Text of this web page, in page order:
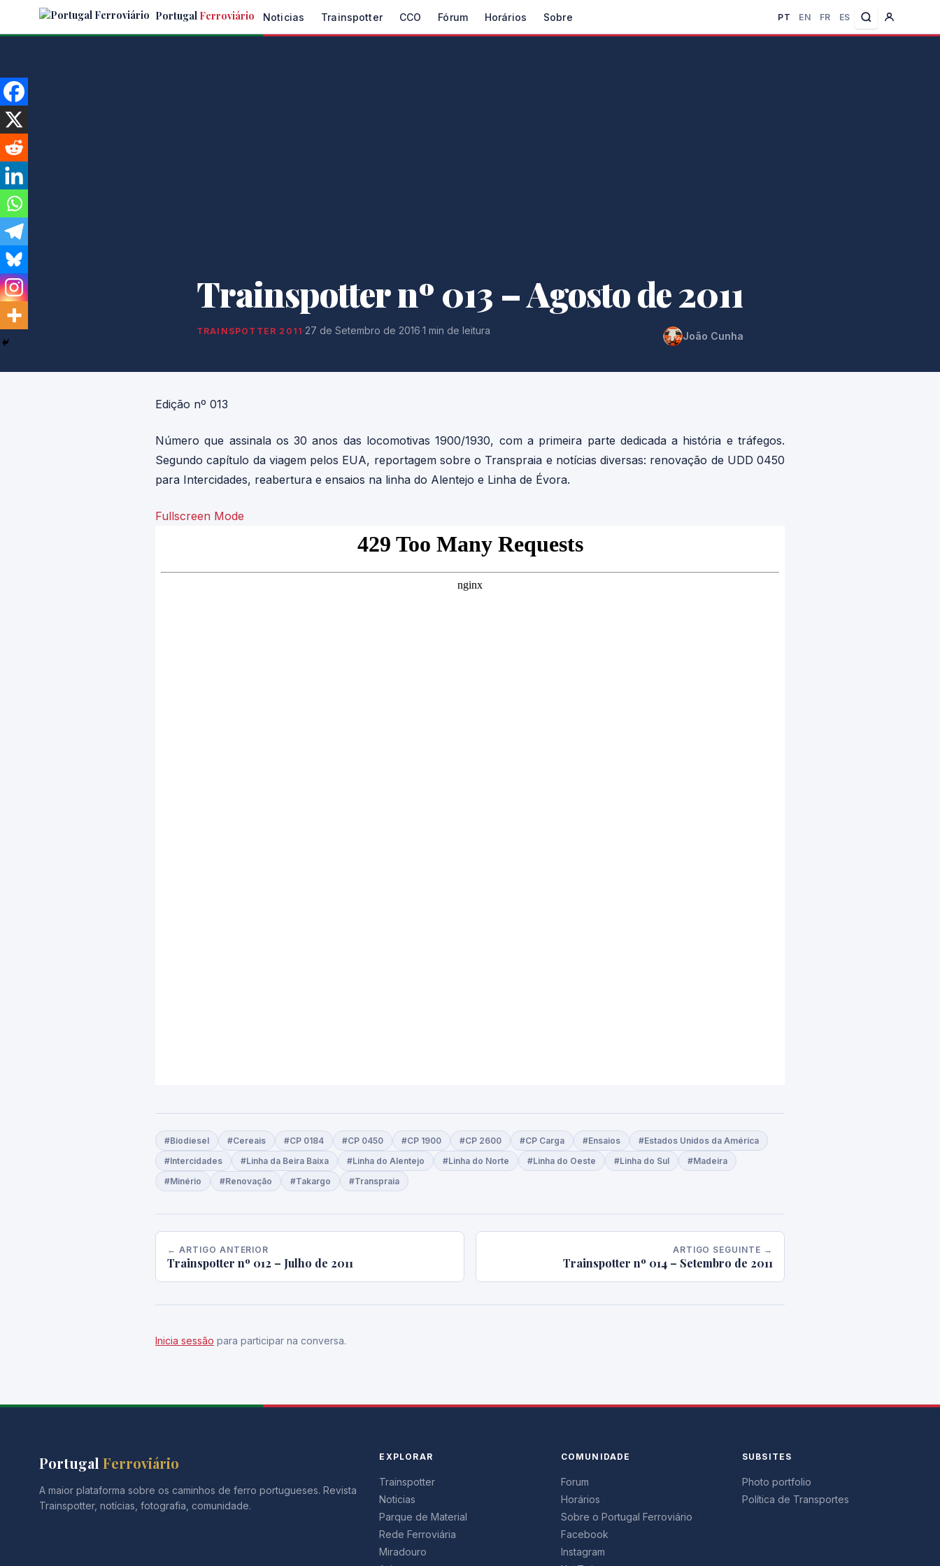
Portugal Ferroviário Noticias Trainspotter CCO Fórum Horários Sobre PT EN FR ES
Trainspotter nº 013 – Agosto de 2011
TRAINSPOTTER 2011 ·27 de Setembro de 2016·1 min de leitura João Cunha
Edição nº 013
Número que assinala os 30 anos das locomotivas 1900/1930, com a primeira parte dedicada a história e tráfegos.
Segundo capítulo da viagem pelos EUA, reportagem sobre o Transpraia e notícias diversas: renovação de UDD 0450
para Intercidades, reabertura e ensaios na linha do Alentejo e Linha de Évora.
Fullscreen Mode
#Biodiesel #Cereais #CP 0184 #CP 0450 #CP 1900 #CP 2600 #CP Carga #Ensaios
#Estados Unidos da América
#Intercidades
#Linha da Beira Baixa #Linha do Alentejo #Linha do Norte #Linha do Oeste #Linha do Sul
#Madeira
#Minério
#Renovação #Takargo #Transpraia
← ARTIGO ANTERIOR
Trainspotter nº 012 – Julho de 2011
ARTIGO SEGUINTE →
Trainspotter nº 014 – Setembro de 2011
Inicia sessão para participar na conversa.
Portugal Ferroviário
A maior plataforma sobre os caminhos de ferro portugueses. Revista
Trainspotter, notícias, fotografia, comunidade.
EXPLORAR
Trainspotter
Noticias
Parque de Material
Rede Ferroviária
Miradouro
COMUNIDADE
Forum
Horários
Sobre o Portugal Ferroviário
Facebook
Instagram
SUBSITES
Photo portfolio
Política de Transportes